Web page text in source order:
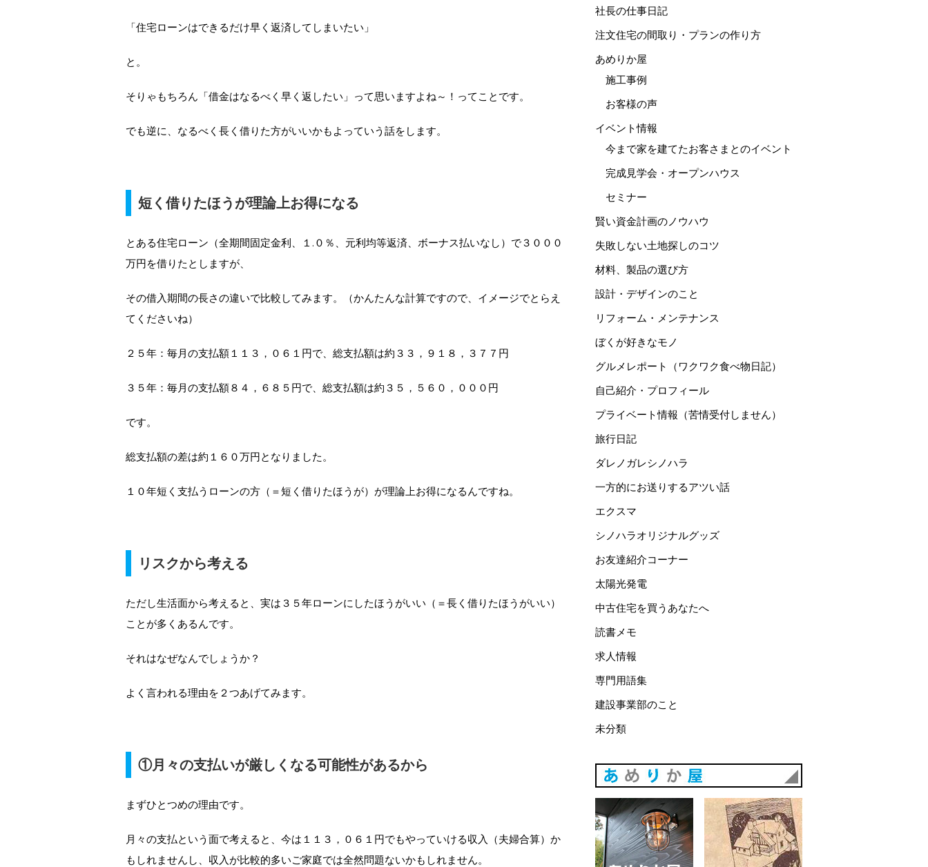
「住宅ローンはできるだけ早く返済してしまいたい」
と。
そりゃもちろん「借金はなるべく早く返したい」って思いますよね～！ってことです。
でも逆に、なるべく長く借りた方がいいかもよっていう話をします。
短く借りたほうが理論上お得になる
とある住宅ローン（全期間固定金利、１.０％、元利均等返済、ボーナス払いなし）で３０００
万円を借りたとしますが、
その借入期間の長さの違いで比較してみます。（かんたんな計算ですので、イメージでとらえ
てくださいね）
２５年：毎月の支払額１１３，０６１円で、総支払額は約３３，９１８，３７７円
３５年：毎月の支払額８４，６８５円で、総支払額は約３５，５６０，０００円
です。
総支払額の差は約１６０万円となりました。
１０年短く支払うローンの方（＝短く借りたほうが）が理論上お得になるんですね。
リスクから考える
ただし生活面から考えると、実は３５年ローンにしたほうがいい（＝長く借りたほうがいい）
ことが多くあるんです。
それはなぜなんでしょうか？
よく言われる理由を２つあげてみます。
①月々の支払いが厳しくなる可能性があるから
まずひとつめの理由です。
月々の支払という面で考えると、今は１１３，０６１円でもやっていける収入（夫婦合算）か
もしれませんし、収入が比較的多いご家庭では全然問題ないかもしれません。
社長の仕事日記
注文住宅の間取り・プランの作り方
あめりか屋
施工事例
お客様の声
イベント情報
今まで家を建てたお客さまとのイベント
完成見学会・オープンハウス
セミナー
賢い資金計画のノウハウ
失敗しない土地探しのコツ
材料、製品の選び方
設計・デザインのこと
リフォーム・メンテナンス
ぼくが好きなモノ
グルメレポート（ワクワク食べ物日記）
自己紹介・プロフィール
プライベート情報（苦情受付しません）
旅行日記
ダレノガレシノハラ
一方的にお送りするアツい話
エクスマ
シノハラオリジナルグッズ
お友達紹介コーナー
太陽光発電
中古住宅を買うあなたへ
読書メモ
求人情報
専門用語集
建設事業部のこと
未分類
あめりか屋WEBサイト